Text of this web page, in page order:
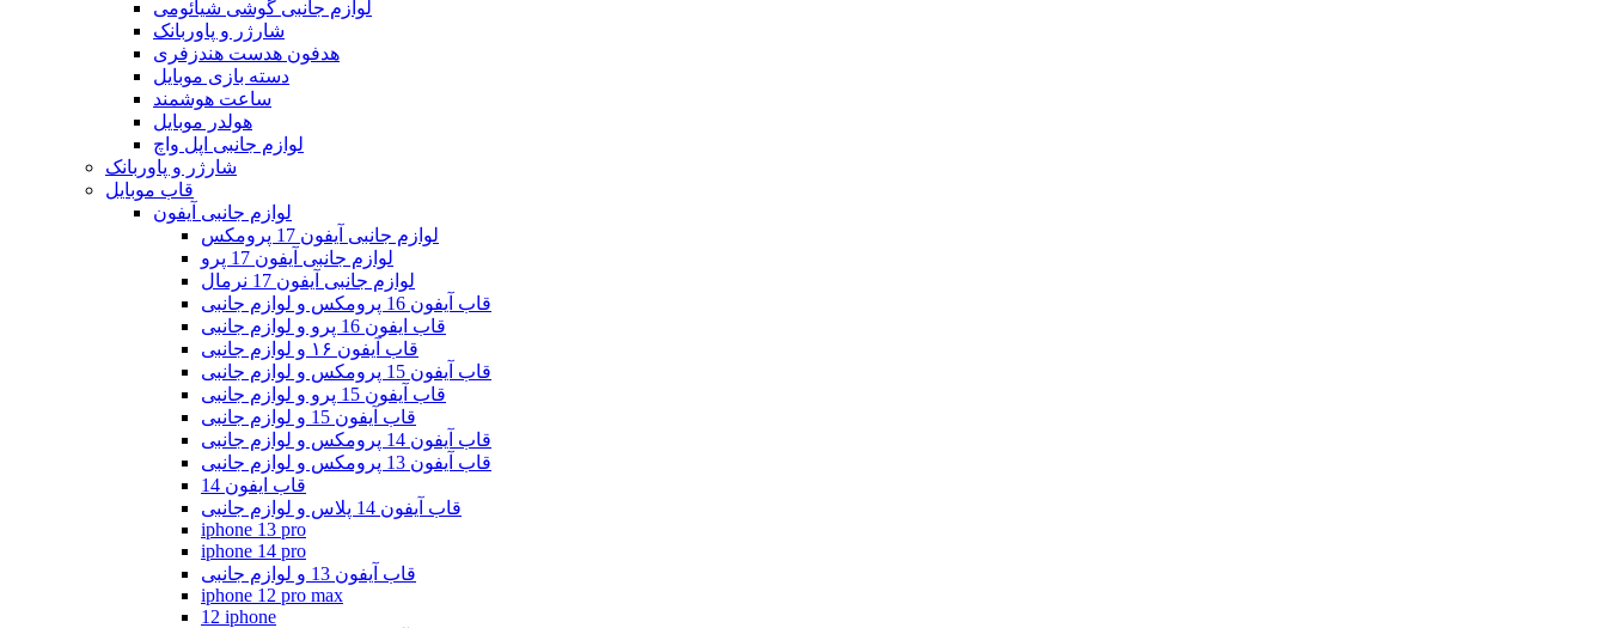
لوازم جانبی گوشی شیائومی
شارژر و پاوربانک
هدفون هدست هندزفری
دسته بازی موبایل
ساعت هوشمند
هولدر موبایل
لوازم جانبی اپل واچ
شارژر و پاوربانک
قاب موبایل
لوازم جانبی آیفون
لوازم جانبی آیفون 17 پرومکس
لوازم جانبی آیفون 17 پرو
لوازم جانبی آیفون 17 نرمال
قاب آیفون 16 پرومکس و لوازم جانبی
قاب ایفون 16 پرو و لوازم جانبی
قاب آیفون ۱۶ و لوازم جانبی
قاب آیفون 15 پرومکس و لوازم جانبی
قاب آیفون 15 پرو و لوازم جانبی
قاب آیفون 15 و لوازم جانبی
قاب آیفون 14 پرومکس و لوازم جانبی
قاب آیفون 13 پرومکس و لوازم جانبی
قاب ایفون 14
قاب آیفون 14 پلاس و لوازم جانبی
iphone 13 pro
iphone 14 pro
قاب آیفون 13 و لوازم جانبی
iphone 12 pro max
12 iphone